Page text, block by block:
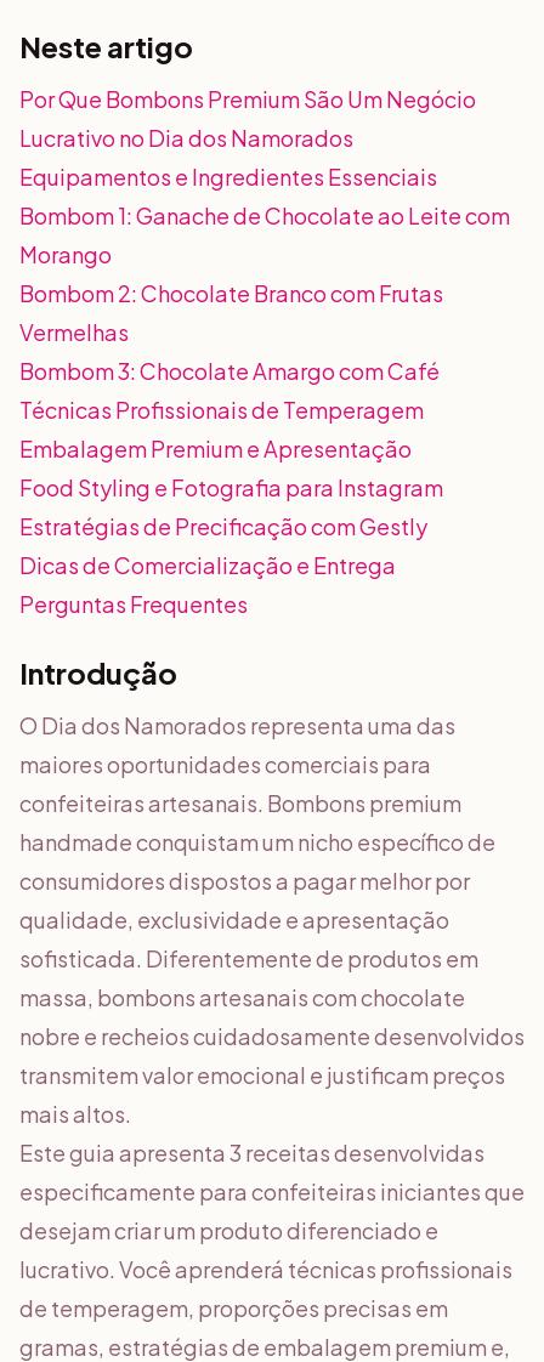
Neste artigo
Por Que Bombons Premium São Um Negócio
Lucrativo no Dia dos Namorados
Equipamentos e Ingredientes Essenciais
Bombom 1: Ganache de Chocolate ao Leite com
Morango
Bombom 2: Chocolate Branco com Frutas
Vermelhas
Bombom 3: Chocolate Amargo com Café
Técnicas Profissionais de Temperagem
Embalagem Premium e Apresentação
Food Styling e Fotografia para Instagram
Estratégias de Precificação com Gestly
Dicas de Comercialização e Entrega
Perguntas Frequentes
Introdução
O Dia dos Namorados representa uma das
maiores oportunidades comerciais para
confeiteiras artesanais. Bombons premium
handmade conquistam um nicho específico de
consumidores dispostos a pagar melhor por
qualidade, exclusividade e apresentação
sofisticada. Diferentemente de produtos em
massa, bombons artesanais com chocolate
nobre e recheios cuidadosamente desenvolvidos
transmitem valor emocional e justificam preços
mais altos.
Este guia apresenta 3 receitas desenvolvidas
especificamente para confeiteiras iniciantes que
desejam criar um produto diferenciado e
lucrativo. Você aprenderá técnicas profissionais
de temperagem, proporções precisas em
gramas, estratégias de embalagem premium e,